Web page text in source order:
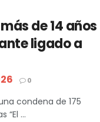
de 14 años
ligado a
0
condena de 175
“El ...